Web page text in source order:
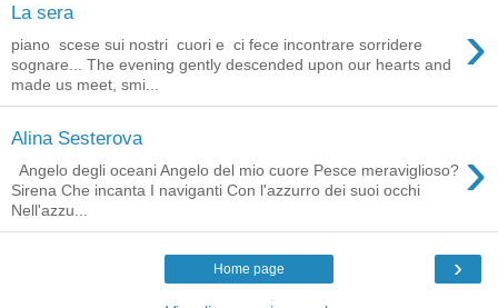
La sera ›
piano scese sui nostri cuori e ci fece incontrare sorridere
sognare... The evening gently descended upon our hearts and
made us meet, smi...
Alina Sesterova ›
Angelo degli oceani Angelo del mio cuore Pesce meraviglioso?
Sirena Che incanta I naviganti Con l'azzurro dei suoi occhi
Nell'azzu...
›
Home page